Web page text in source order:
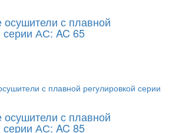
с плавной
серии АС: AC 65
с плавной
серии АС: AC 85